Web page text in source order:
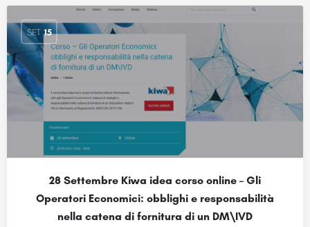
SET 15
28 Settembre Kiwa idea corso online – Gli
Operatori Economici: obblighi e responsabilità
nella catena di fornitura di un DM\IVD